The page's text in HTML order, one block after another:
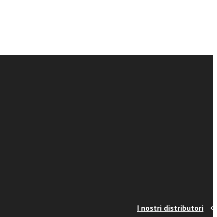
I nostri distributori